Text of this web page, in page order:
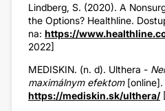
Lindberg, S. (2020). A
the Options? Healthline.
na: https://
2022]
MEDISKIN. (n. d). Ulthera -
maximálnym efektom [online].
https://mediskin.sk/ulthera/